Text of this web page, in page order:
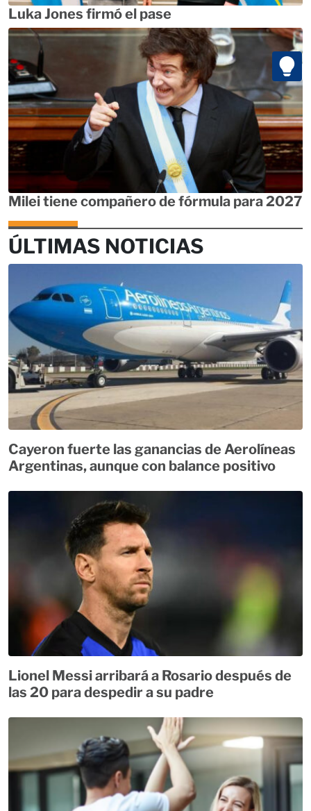
Luka Jones firmó el pase
Milei tiene compañero de fórmula para 2027
ÚLTIMAS NOTICIAS
Cayeron fuerte las ganancias de Aerolíneas
Argentinas, aunque con balance positivo
Lionel Messi arribará a Rosario después de
las 20 para despedir a su padre